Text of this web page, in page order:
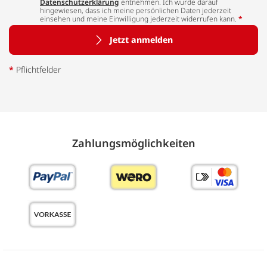
Datenschutzerklärung entnehmen. Ich wurde darauf
hingewiesen, dass ich meine persönlichen Daten jederzeit
einsehen und meine Einwilligung jederzeit widerrufen kann. *
Jetzt anmelden
* Pflichtfelder
Zahlungs­möglich­keiten